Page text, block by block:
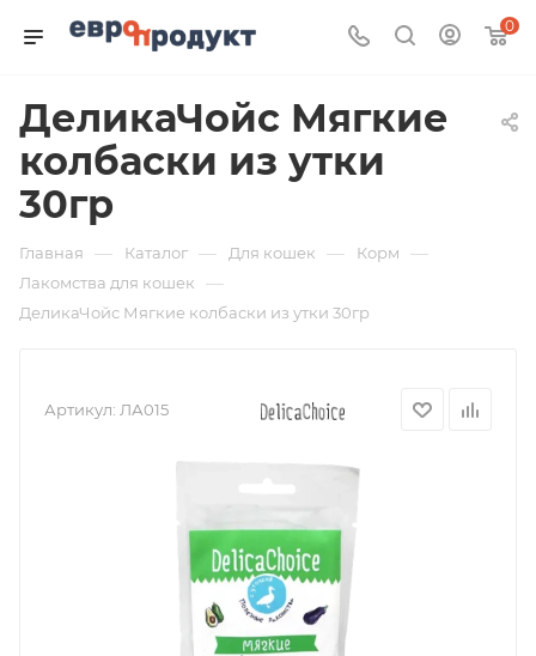
0
ДеликаЧойс Мягкие
колбаски из утки
30гр
Главная — Каталог — Для кошек — Корм —
Лакомства для кошек —
ДеликаЧойс Мягкие колбаски из утки 30гр
Артикул: ЛА015